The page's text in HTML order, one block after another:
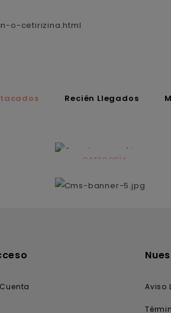
o-cetirizina.html
Recién Llegados
CATEGORÍA
Aviso